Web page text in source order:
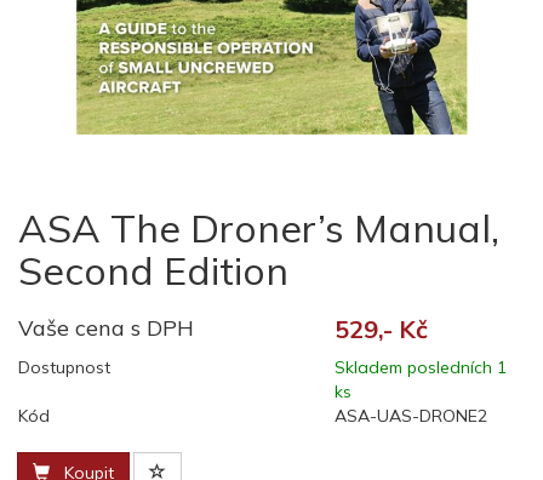
ASA The Droner’s Manual,
Second Edition
Vaše cena s DPH 529,- Kč
Dostupnost
Skladem posledních 1
ks
Kód
ASA-UAS-DRONE2
Koupit